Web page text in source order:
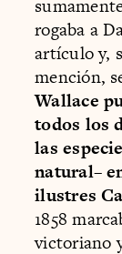
rogaba a
artículo y,
mención,
Wallace
todos los
las
natural–
ilustres
1858
victoriano